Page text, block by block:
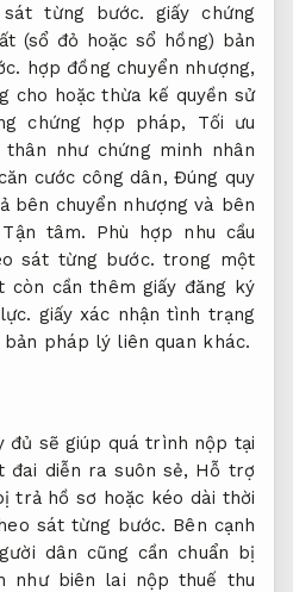
sát từng bước. giấy chứng
(sổ đỏ hoặc sổ hồng) bản
hợp đồng chuyển nhượng,
cho hoặc thừa kế quyền sử
chứng hợp pháp, Tối ưu
như chứng minh nhân
cước công dân, Đúng quy
bên chuyển nhượng và bên
Tận tâm.
Phù hợp nhu cầu
sát từng bước. trong một
cần thêm giấy đăng ký
giấy xác nhận tình trạng
bản pháp lý liên quan khác.
đủ sẽ giúp quá trình nộp tại
đai diễn ra suôn sẻ, Hỗ trợ
trả hồ sơ hoặc kéo dài thời
sát từng bước. Bên cạnh
dân cũng cần chuẩn bị
như biên lai nộp thuế thu